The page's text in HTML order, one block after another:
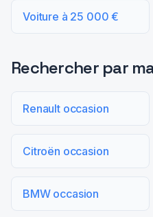
Voiture à 25 000 €
Rechercher par
Renault occasion
Citroën occasion
BMW occasion